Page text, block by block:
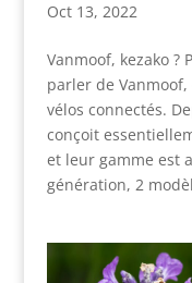
Oct 13, 2022
Vanmoof, kezako ?
parler de
vélos connectés.
conçoit
et leur gamme est
génération, 2